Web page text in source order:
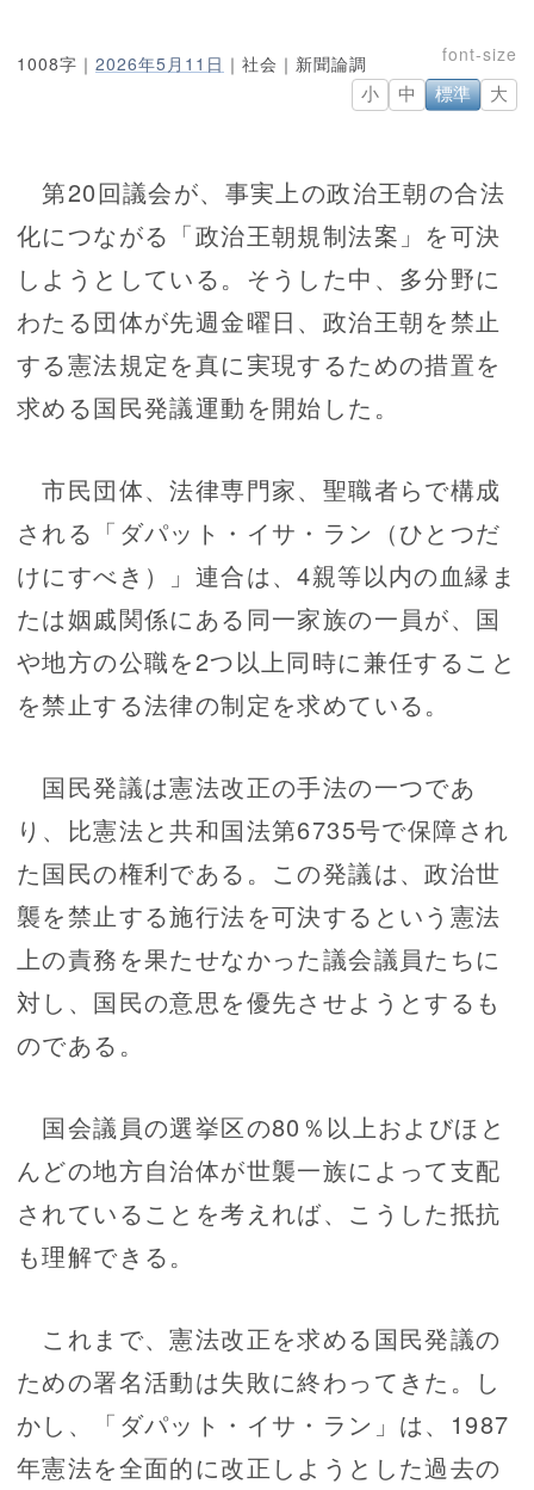
1008字｜ 2026年5月11日 ｜社会｜新聞論調
小 中 標準 大
第20回議会が、事実上の政治王朝の合法
化につながる「政治王朝規制法案」を可決
しようとしている。そうした中、多分野に
わたる団体が先週金曜日、政治王朝を禁止
する憲法規定を真に実現するための措置を
求める国民発議運動を開始した。
市民団体、法律専門家、聖職者らで構成
される「ダパット・イサ・ラン（ひとつだ
けにすべき）」連合は、4親等以内の血縁ま
たは姻戚関係にある同一家族の一員が、国
や地方の公職を2つ以上同時に兼任すること
を禁止する法律の制定を求めている。
国民発議は憲法改正の手法の一つであ
り、比憲法と共和国法第6735号で保障され
た国民の権利である。この発議は、政治世
襲を禁止する施行法を可決するという憲法
上の責務を果たせなかった議会議員たちに
対し、国民の意思を優先させようとするも
のである。
国会議員の選挙区の80％以上およびほと
んどの地方自治体が世襲一族によって支配
されていることを考えれば、こうした抵抗
も理解できる。
これまで、憲法改正を求める国民発議の
ための署名活動は失敗に終わってきた。し
かし、「ダパット・イサ・ラン」は、1987
年憲法を全面的に改正しようとした過去の